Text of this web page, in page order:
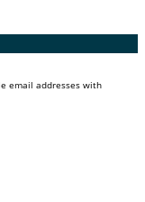
email addresses with